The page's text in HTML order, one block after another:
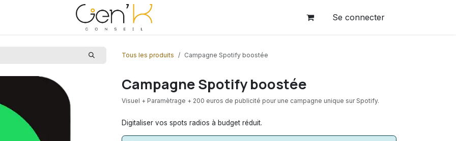
Se connecter
Tous les produits Campagne Spotify boostée
Campagne Spotify boostée
Visuel + Paramètrage + 200 euros de publicité pour une campagne unique sur Spotify.
Digitaliser vos spots radios à budget réduit.